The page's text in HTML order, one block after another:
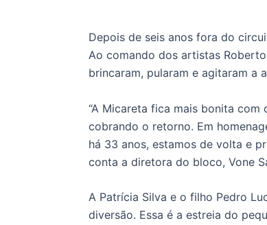
Depois de seis anos fora do
Ao comando dos artistas
brincaram, pularam e agitaram a
“A Micareta fica mais bonita com
cobrando o retorno. Em
há 33 anos, estamos de volta e
conta a diretora do bloco, Vone
A Patrícia Silva e o filho Pedro
diversão. Essa é a estreia do